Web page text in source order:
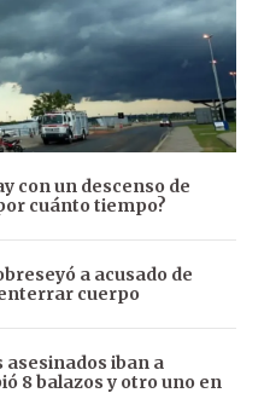
con un descenso de
cuánto tiempo?
a acusado de
cuerpo
iban a
8 balazos y otro uno en